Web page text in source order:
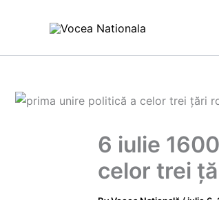
6 iulie
celor trei